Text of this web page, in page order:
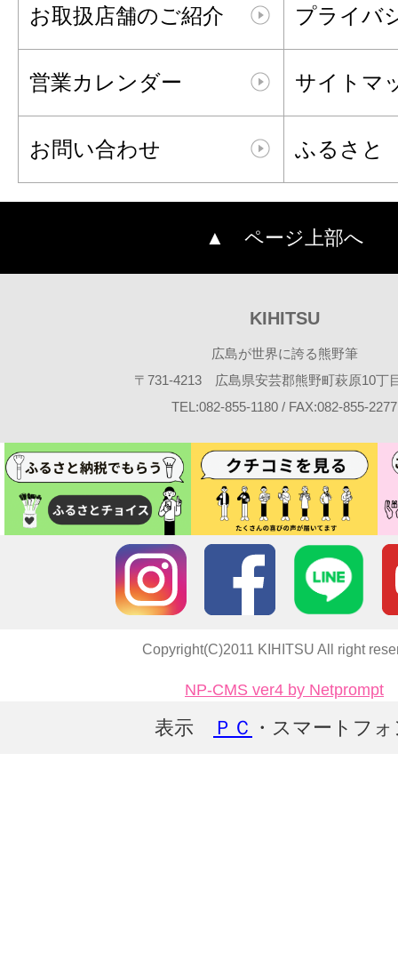
お取扱店舗のご紹介 プライバ
営業カレンダー サイトマ
お問い合わせ ふるさと
▲ ページ上部へ
KIHITSU
広島が世界に誇る熊野筆
〒731-4213 広島県安芸郡熊野町萩原10丁
TEL:082-855-1180 / FAX:082-855-2277
Copyright(C)2011 KIHITSU All right
NP-CMS ver4 by Netprompt
表示 ＰＣ ・スマートフ